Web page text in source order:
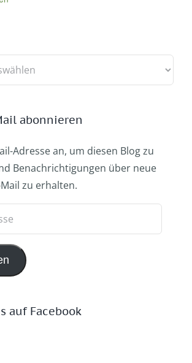
abonnieren
Adresse an, um diesen Blog zu
Benachrichtigungen über neue
zu erhalten.
auf Facebook